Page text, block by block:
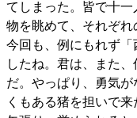
てしまった。皆で十
物を眺めて、それぞ
今回も、例にもれず
したね。君は、また
だ。やっぱり、勇気
くもある猪を担いで来